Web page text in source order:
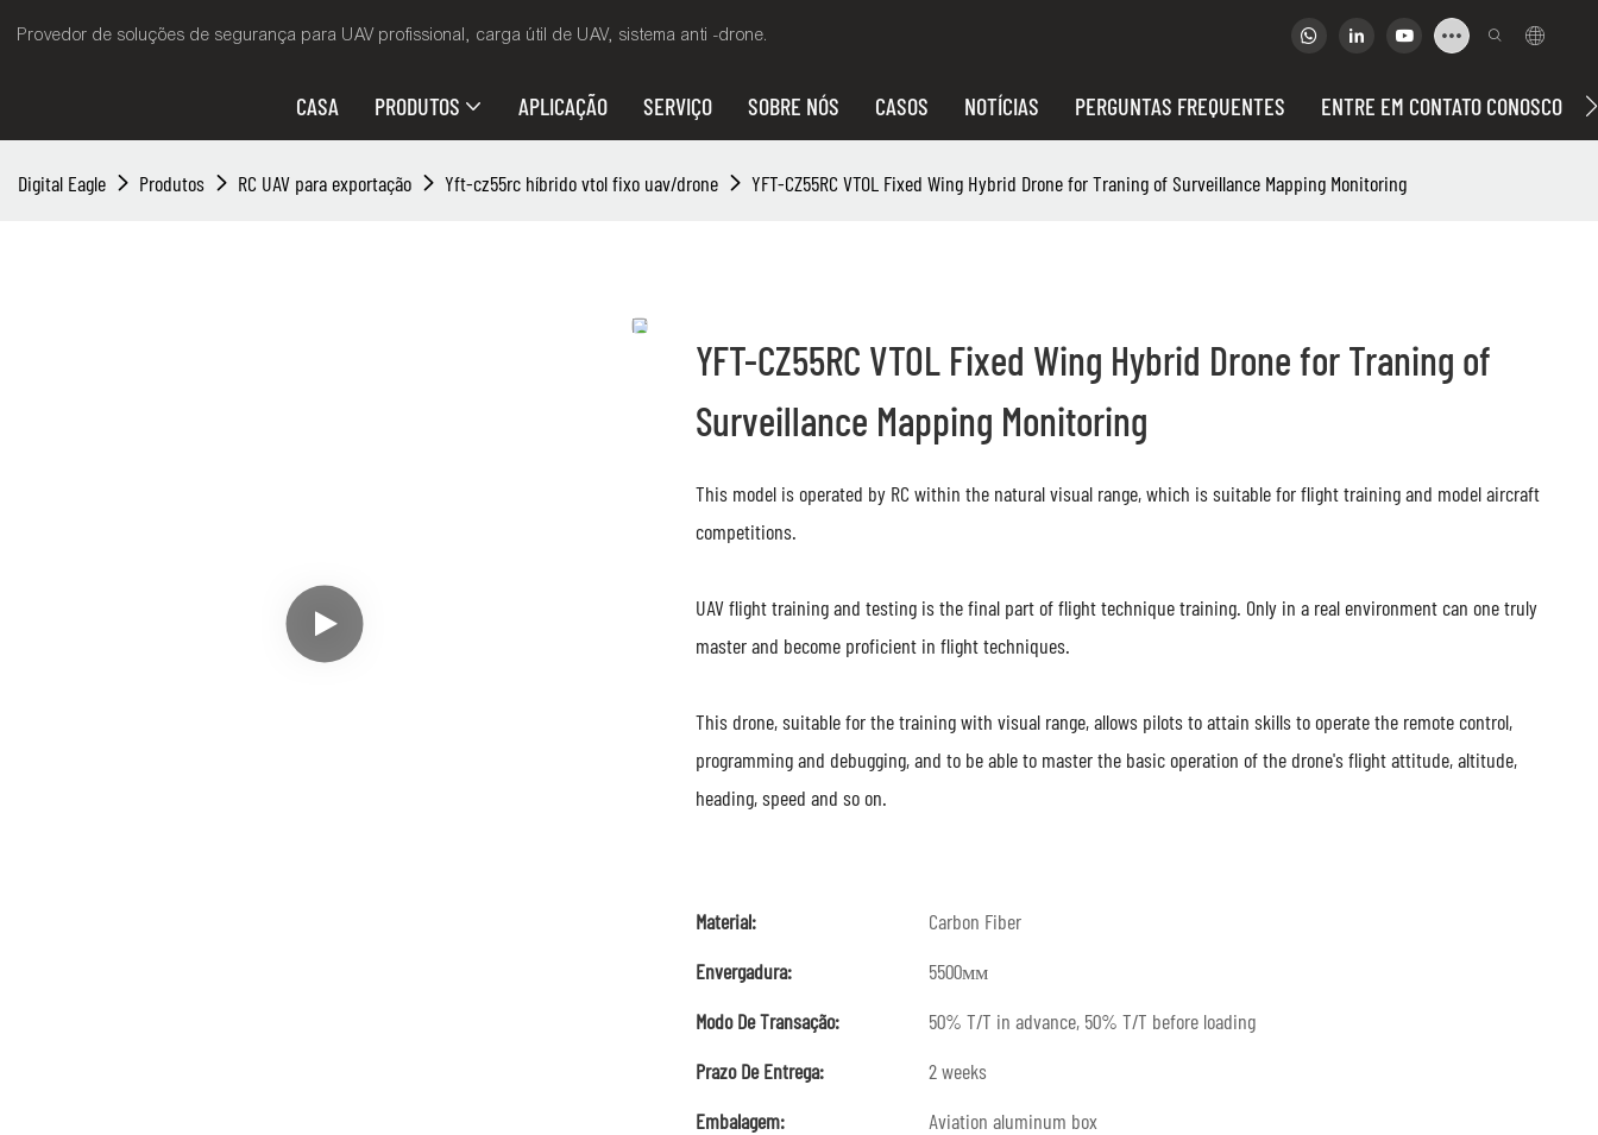
Provedor de soluções de segurança para UAV profissional, carga útil de UAV, sistema anti -drone.
CASA PRODUTOS APLICAÇÃO SERVIÇO SOBRE NÓS CASOS NOTÍCIAS PERGUNTAS FREQUENTES ENTRE EM CONTATO CONOSCO
Digital Eagle Produtos RC UAV para exportação Yft-cz55rc híbrido vtol fixo uav/drone YFT-CZ55RC VTOL Fixed Wing Hybrid Drone for Traning of Surveillance Mapping Monitoring
YFT-CZ55RC VTOL Fixed Wing Hybrid Drone for Traning of
Surveillance Mapping Monitoring
This model is operated by RC within the natural visual range, which is suitable for flight training and model aircraft
competitions.
UAV flight training and testing is the final part of flight technique training. Only in a real environment can one truly
master and become proficient in flight techniques.
This drone, suitable for the training with visual range, allows pilots to attain skills to operate the remote control,
programming and debugging, and to be able to master the basic operation of the drone's flight attitude, altitude,
heading, speed and so on.
Material:
Carbon Fiber
Envergadura:
5500мм
Modo De Transação:
50% T/T in advance, 50% T/T before loading
Prazo De Entrega:
2 weeks
Embalagem:
Aviation aluminum box